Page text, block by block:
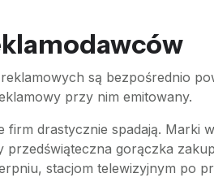
są bezpośrednio
przy nim emitowany.
drastycznie spadają. Marki
gorączka
stacjom telewizyjnym po